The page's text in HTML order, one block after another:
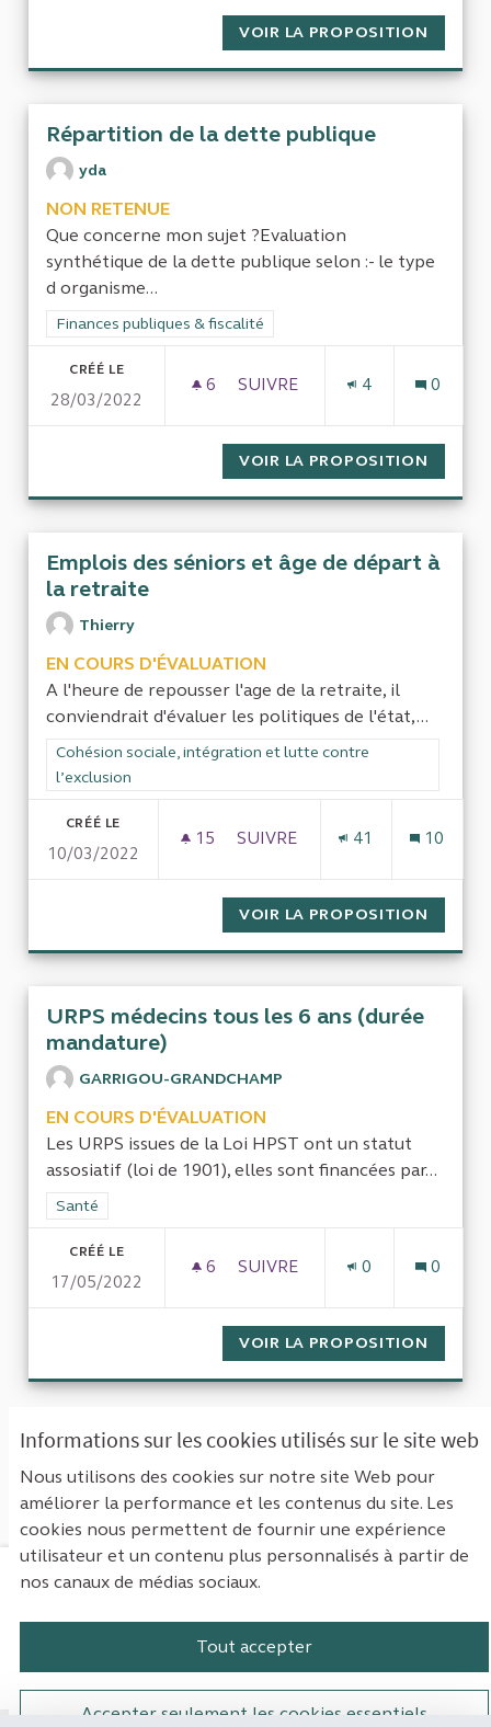
Informations sur les cookies utilisés sur le site web
Nous utilisons des cookies sur notre site Web pour
améliorer la performance et les contenus du site. Les
cookies nous permettent de fournir une expérience
utilisateur et un contenu plus personnalisés à partir de
nos canaux de médias sociaux.
Tout accepter
Accepter seulement les cookies essentiels
VOIR LA PROPOSITION
Répartition de la dette publique
yda
NON RETENUE
Que concerne mon sujet ?Evaluation
synthétique de la dette publique selon :- le type
d organisme...
Filtrer les résultats de la catégorie : Finances publiques &
Finances publiques & fiscalité
CRÉÉ LE
28/03/2022
6 6 ABONNÉS
SUIVRE
4 0
VOIR LA PROPOSITION
Emplois des séniors et âge de départ à
la retraite
Thierry
EN COURS D'ÉVALUATION
A l'heure de repousser l'age de la retraite, il
conviendrait d'évaluer les politiques de l'état,...
Filtrer les résultats de la catégorie : Cohésion sociale,
Cohésion sociale, intégration et lutte contre
l’exclusion
CRÉÉ LE
10/03/2022
15 15 ABONNÉS
SUIVRE
41 10
VOIR LA PROPOSITION
URPS médecins tous les 6 ans (durée
mandature)
GARRIGOU-GRANDCHAMP
EN COURS D'ÉVALUATION
Les URPS issues de la Loi HPST ont un statut
assosiatif (loi de 1901), elles sont financées par...
Filtrer les résultats de la catégorie : Santé
Santé
CRÉÉ LE
17/05/2022
6 6 ABONNÉS
SUIVRE
0 0
VOIR LA PROPOSITION
« Première ‹ Précédent
Suivant ›
Voir toutes les propositions retirées
Mentions légales
Paramètres des cookies
Plateforme de participation de la
Plateforme de participation de la
Plateforme de participation
Plateforme de